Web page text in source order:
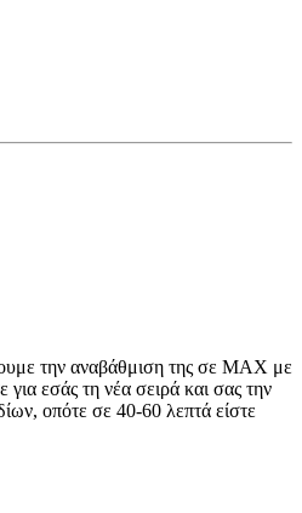
την αναβάθμιση της σε MAX με
εσάς τη νέα σειρά και σας την
οπότε σε 40-60 λεπτά είστε